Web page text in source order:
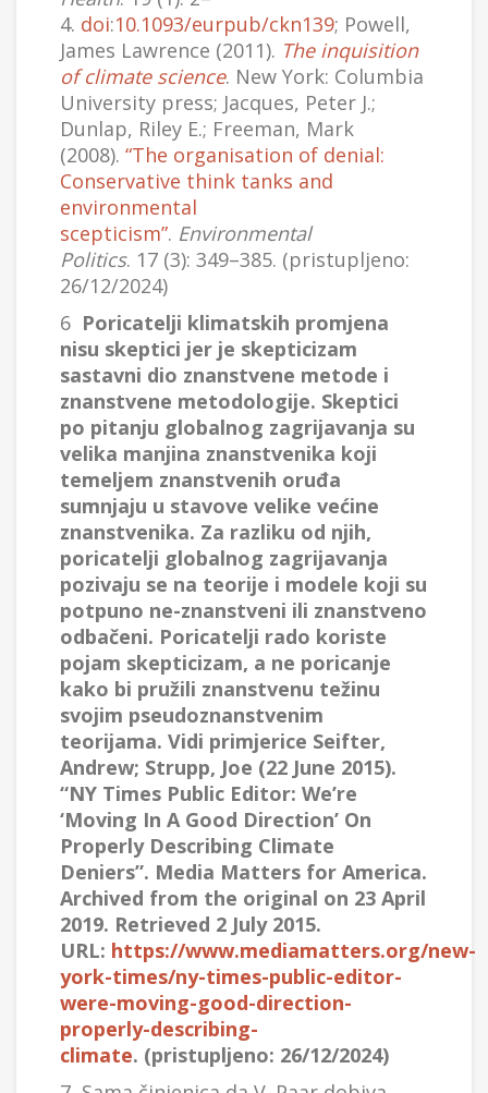
4. doi:10.1093/eurpub/ckn139; Powell,
James Lawrence (2011). The inquisition
of climate science. New York: Columbia
University press; Jacques, Peter J.;
Dunlap, Riley E.; Freeman, Mark
(2008). “The organisation of denial:
Conservative think tanks and
environmental
scepticism”. Environmental
Politics. 17 (3): 349–385. (pristupljeno:
26/12/2024)
6 Poricatelji klimatskih promjena
nisu skeptici jer je skepticizam
sastavni dio znanstvene metode i
znanstvene metodologije. Skeptici
po pitanju globalnog zagrijavanja su
velika manjina znanstvenika koji
temeljem znanstvenih oruđa
sumnjaju u stavove velike većine
znanstvenika. Za razliku od njih,
poricatelji globalnog zagrijavanja
pozivaju se na teorije i modele koji su
potpuno ne-znanstveni ili znanstveno
odbačeni. Poricatelji rado koriste
pojam skepticizam, a ne poricanje
kako bi pružili znanstvenu težinu
svojim pseudoznanstvenim
teorijama. Vidi primjerice Seifter,
Andrew; Strupp, Joe (22 June 2015).
“NY Times Public Editor: We’re
‘Moving In A Good Direction’ On
Properly Describing Climate
Deniers”. Media Matters for America.
Archived from the original on 23 April
2019. Retrieved 2 July 2015.
URL: https://www.mediamatters.org/new-
york-times/ny-times-public-editor-
were-moving-good-direction-
properly-describing-
climate. (pristupljeno: 26/12/2024)